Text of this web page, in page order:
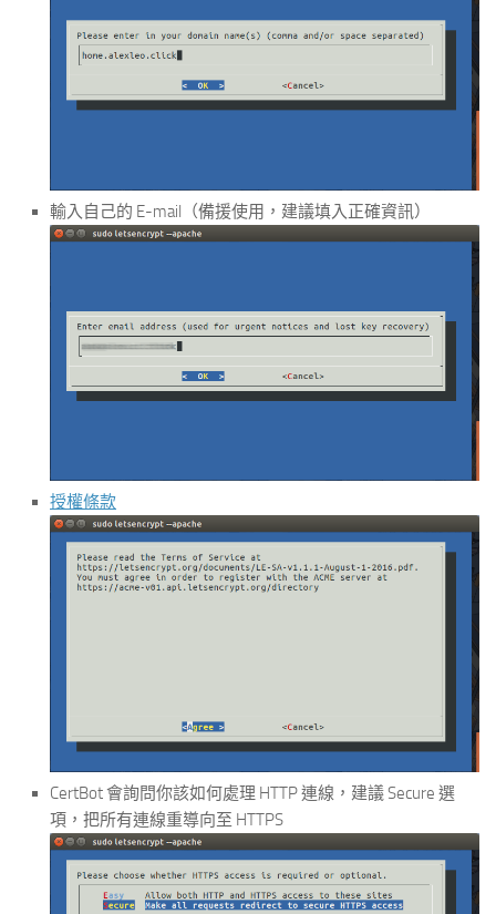
輸入自己的 E-mail（備援使用，建議填入正確資訊）
授權條款
CertBot 會詢問你該如何處理 HTTP 連線，建議 Secure 選
項，把所有連線重導向至 HTTPS